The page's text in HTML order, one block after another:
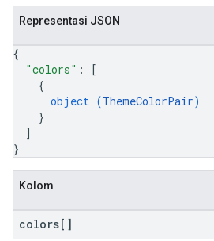
Representasi JSON
{
"colors" :
[
{
object (ThemeColorPair)
}
]
}
Kolom
colors[]